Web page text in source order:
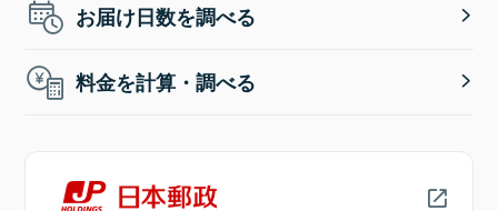
お届け日数を調べる
料金を計算・調べる